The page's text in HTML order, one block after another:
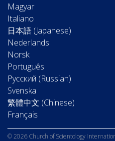
Magyar
Italiano
日本語 (Japanese)
Nederlands
Norsk
Português
Русский (Russian)
Svenska
繁體中文 (Chinese)
Français
© 2026 Church of Scientology